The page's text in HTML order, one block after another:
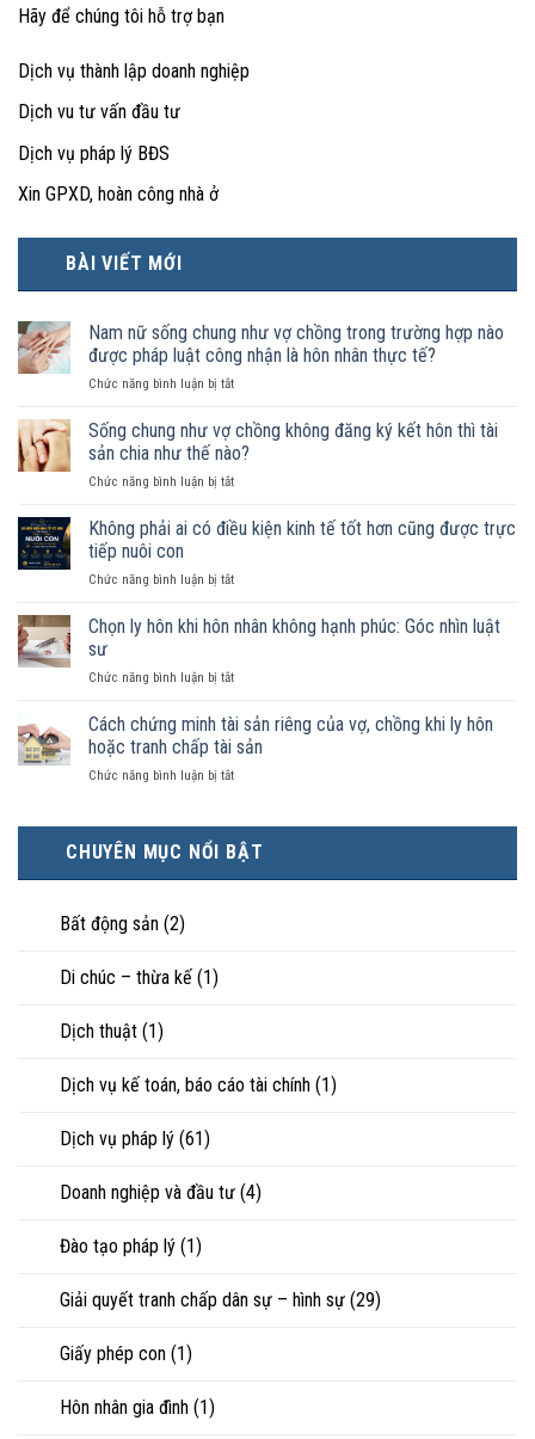
Hãy để chúng tôi hỗ trợ bạn
Dịch vụ thành lập doanh nghiệp
Dịch vu tư vấn đầu tư
Dịch vụ pháp lý BĐS
Xin GPXD, hoàn công nhà ở
BÀI VIẾT MỚI
Nam nữ sống chung như vợ chồng trong trường hợp nào
được pháp luật công nhận là hôn nhân thực tế?
Chức năng bình luận bị tắtở
nữ
sống
chung
như
chồng
hợp
được
là
hôn
Sống chung như vợ chồng không đăng ký kết hôn thì tài
sản chia như thế nào?
Chức năng bình luận bị tắtở
chung
chồng
đăng
hôn
tài
sản
nào?
Không phải ai có điều kiện kinh tế tốt hơn cũng được trực
tiếp nuôi con
Chức năng bình luận bị tắtở
phải
điều
kinh
tế
hơn
trực
tiếp
nuôi
Chọn ly hôn khi hôn nhân không hạnh phúc: Góc nhìn luật
sư
Chức năng bình luận bị tắtở
ly
hôn
khi
hôn
hạnh
phúc:
Góc
Cách chứng minh tài sản riêng của vợ, chồng khi ly hôn
hoặc tranh chấp tài sản
Chức năng bình luận bị tắtở
tài
sản
chấp
CHUYÊN MỤC NỔI BẬT
Bất động sản (2)
Di chúc – thừa kế (1)
Dịch thuật (1)
Dịch vụ kế toán, báo cáo tài chính (1)
Dịch vụ pháp lý (61)
Doanh nghiệp và đầu tư (4)
Đào tạo pháp lý (1)
Giải quyết tranh chấp dân sự – hình sự (29)
Giấy phép con (1)
Hôn nhân gia đình (1)